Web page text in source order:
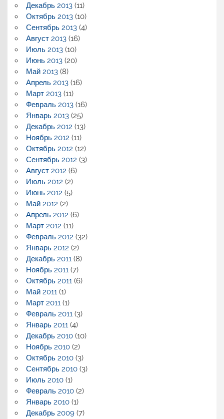
Декабрь 2013(11)
Октябрь 2013(10)
Сентябрь 2013(4)
Август 2013(16)
Июль 2013(10)
Июнь 2013(20)
Май 2013(8)
Апрель 2013(16)
Март 2013(11)
Февраль 2013(16)
Январь 2013(25)
Декабрь 2012 (13)
Ноябрь 2012 (11)
Октябрь 2012 (12)
Сентябрь 2012 (3)
Август 2012 (6)
Июль 2012 (2)
Июнь 2012 (5)
Май 2012 (2)
Апрель 2012 (6)
Март 2012 (11)
Февраль 2012 (32)
Январь 2012 (2)
Декабрь 2011(8)
Ноябрь 2011(7)
Октябрь 2011(6)
Май 2011(1)
Март 2011(1)
Февраль 2011(3)
Январь 2011(4)
Декабрь 2010(10)
Ноябрь 2010(2)
Октябрь 2010(3)
Сентябрь 2010(3)
Июль 2010(1)
Февраль 2010(2)
Январь 2010(1)
Декабрь 2009(7)